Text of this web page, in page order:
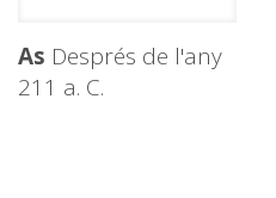
As Després de l'any
211 a. C.